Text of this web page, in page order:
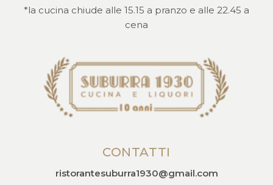
*la cucina chiude alle 15.15 a pranzo e alle 22.45 a
cena
CONTATTI
ristorantesuburra1930@gmail.com